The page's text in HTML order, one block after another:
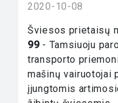
2020-10-08
Šviesos prietaisų
99- Tamsiuoju
transporto
mašinų vairuotojai
įjungtomis